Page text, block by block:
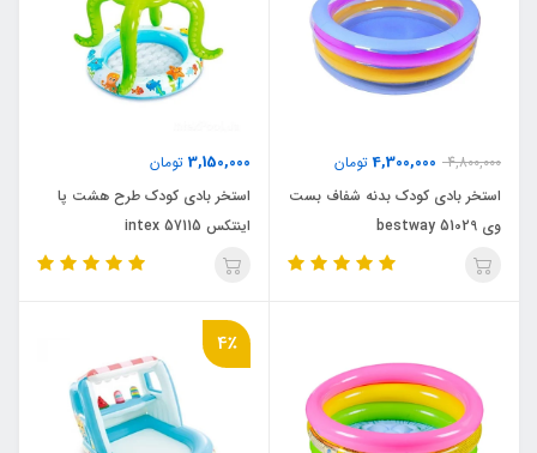
4,800,000
4,300,000تومان
استخر بادی کودک بدنه شفاف بست
وی bestway 51029
3,150,000 تومان
استخر بادی کودک طرح هشت پا
اینتکس intex 57115
4٪